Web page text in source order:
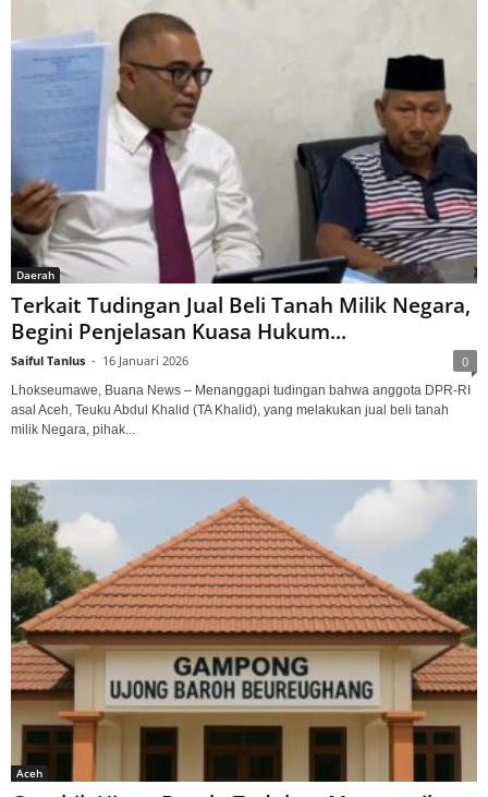
Daerah
Terkait Tudingan Jual Beli Tanah Milik Negara,
Begini Penjelasan Kuasa Hukum...
Saiful Tanlus - 16 Januari 2026 0
Lhokseumawe, Buana News – Menanggapi tudingan bahwa anggota DPR-RI
asal Aceh, Teuku Abdul Khalid (TA Khalid), yang melakukan jual beli tanah
milik Negara, pihak...
Aceh